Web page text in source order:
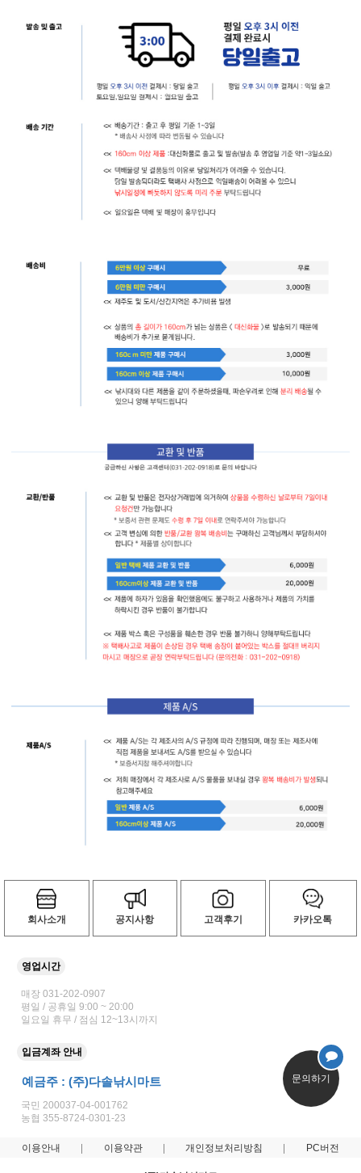
회사소개 공지사항 고객후기 카카오톡
영업시간
매장 031-202-0907
평일 / 공휴일 9:00 ~ 20:00
일요일 휴무 / 점심 12~13시까지
입금계좌 안내
예금주 : (주)다솔낚시마트
국민 200037-04-001762
농협 355-8724-0301-23
문의하기
이용안내 이용약관 개인정보처리방침 PC버전